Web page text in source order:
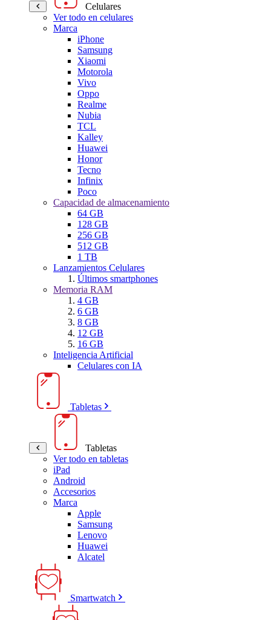
Celulares
Ver todo en celulares
Marca
iPhone
Samsung
Xiaomi
Motorola
Vivo
Oppo
Realme
Nubia
TCL
Kalley
Huawei
Honor
Tecno
Infinix
Poco
Capacidad de almacenamiento
64 GB
128 GB
256 GB
512 GB
1 TB
Lanzamientos Celulares
Últimos smartphones
Memoria RAM
4 GB
6 GB
8 GB
12 GB
16 GB
Inteligencia Artificial
Celulares con IA
Tabletas
Tabletas
Ver todo en tabletas
iPad
Android
Accesorios
Marca
Apple
Samsung
Lenovo
Huawei
Alcatel
Smartwatch